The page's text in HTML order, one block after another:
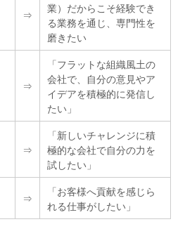
⇒
業）だからこそ経験でき
る業務を通じ、専門性を
磨きたい
⇒
「フラットな組織風土の
会社で、自分の意見やア
イデアを積極的に発信し
たい」
⇒
「新しいチャレンジに積
極的な会社で自分の力を
試したい」
⇒
「お客様へ貢献を感じら
れる仕事がしたい」